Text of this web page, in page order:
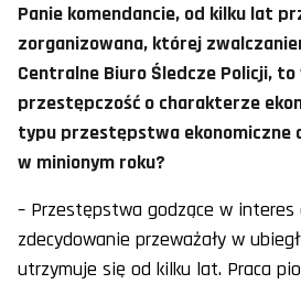
Panie komendancie, od kilku lat
zorganizowana, której
Centralne Biuro Śledcze Policji,
przestępczość o charakterze
typu przestępstwa ekonomiczne
w minionym roku?
– Przestępstwa godzące w interes
zdecydowanie przeważały w
utrzymuje się od kilku lat. Praca